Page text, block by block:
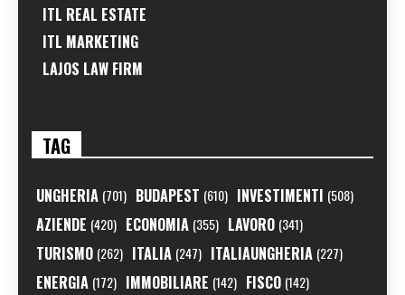
ITL REAL ESTATE
ITL MARKETING
LAJOS LAW FIRM
TAG
UNGHERIA (701) BUDAPEST (610) INVESTIMENTI (508)
AZIENDE (420) ECONOMIA (355) LAVORO (341)
TURISMO (262) ITALIA (247) ITALIAUNGHERIA (227)
ENERGIA (172) IMMOBILIARE (142) FISCO (142)